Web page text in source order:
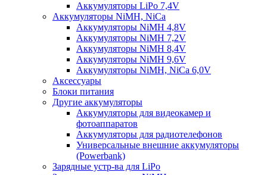
Аккумуляторы LiPo 7,4V
Аккумуляторы NiMH, NiCa
Аккумуляторы NiMH 4,8V
Аккумуляторы NiMH 7,2V
Аккумуляторы NiMH 8,4V
Аккумуляторы NiMH 9,6V
Аккумуляторы NiMH, NiCa 6,0V
Аксессуары
Блоки питания
Другие аккумуляторы
Аккумуляторы для видеокамер и
фотоаппаратов
Аккумуляторы для радиотелефонов
Универсальные внешние аккумуляторы
(Powerbank)
Зарядные устр-ва для LiPo